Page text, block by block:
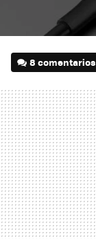
8 comentarios